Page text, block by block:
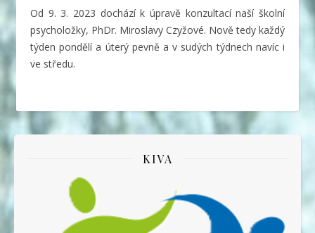
Od 9. 3. 2023 dochází k úpravě konzultací naší školní
psycholožky, PhDr. Miroslavy Czyžové. Nově tedy každý
týden pondělí a úterý pevně a v sudých týdnech navíc i
ve středu.
KIVA